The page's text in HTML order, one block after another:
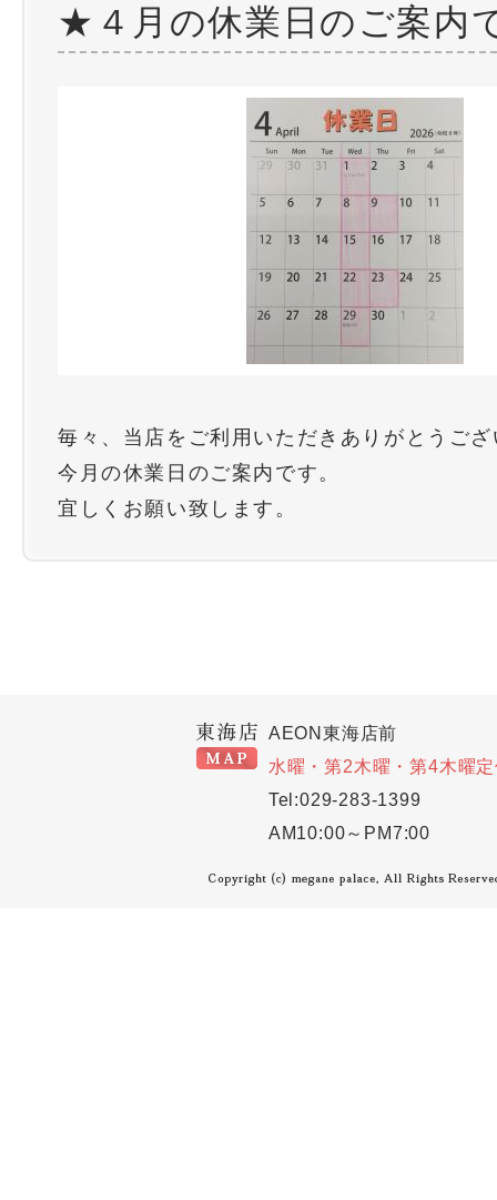
★４月の休業日のご案内
毎々、当店をご利用いただきありがとうご
今月の休業日のご案内です。
宜しくお願い致します。
AEON東海店前
水曜・第2木曜・第4木曜
Tel:029-283-1399
AM10:00～PM7:00